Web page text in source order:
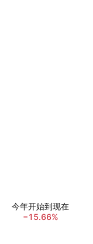
今年开始到现在
−15.66%